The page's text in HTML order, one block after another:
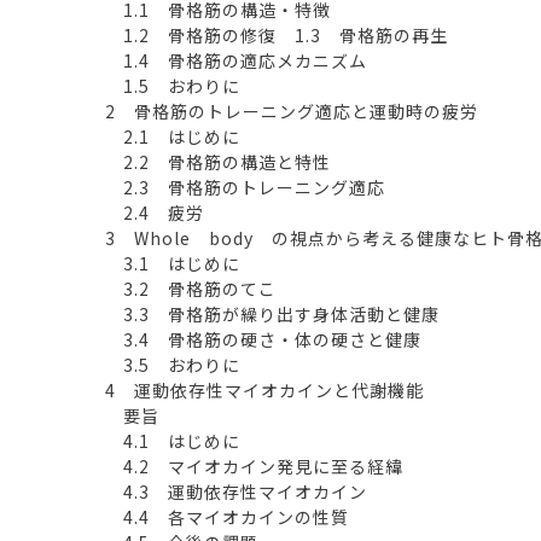
1.1 骨格筋の構造・特徴
1.2 骨格筋の修復 1.3 骨格筋の再生
1.4 骨格筋の適応メカニズム
1.5 おわりに
2 骨格筋のトレーニング適応と運動時の疲労
2.1 はじめに
2.2 骨格筋の構造と特性
2.3 骨格筋のトレーニング適応
2.4 疲労
3 Whole body の視点から考える健康なヒト骨
3.1 はじめに
3.2 骨格筋のてこ
3.3 骨格筋が繰り出す身体活動と健康
3.4 骨格筋の硬さ・体の硬さと健康
3.5 おわりに
4 運動依存性マイオカインと代謝機能
要旨
4.1 はじめに
4.2 マイオカイン発見に至る経緯
4.3 運動依存性マイオカイン
4.4 各マイオカインの性質